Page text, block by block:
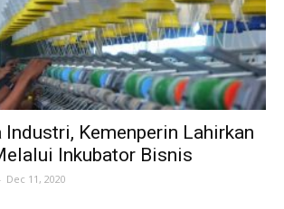
Industri, Kemenperin Lahirkan
Inkubator Bisnis
- Dec 11, 2020